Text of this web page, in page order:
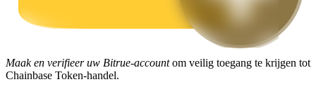
Maak en verifieer uw Bitrue-accountom veilig toegang te krijgen tot
Chainbase Token-handel.